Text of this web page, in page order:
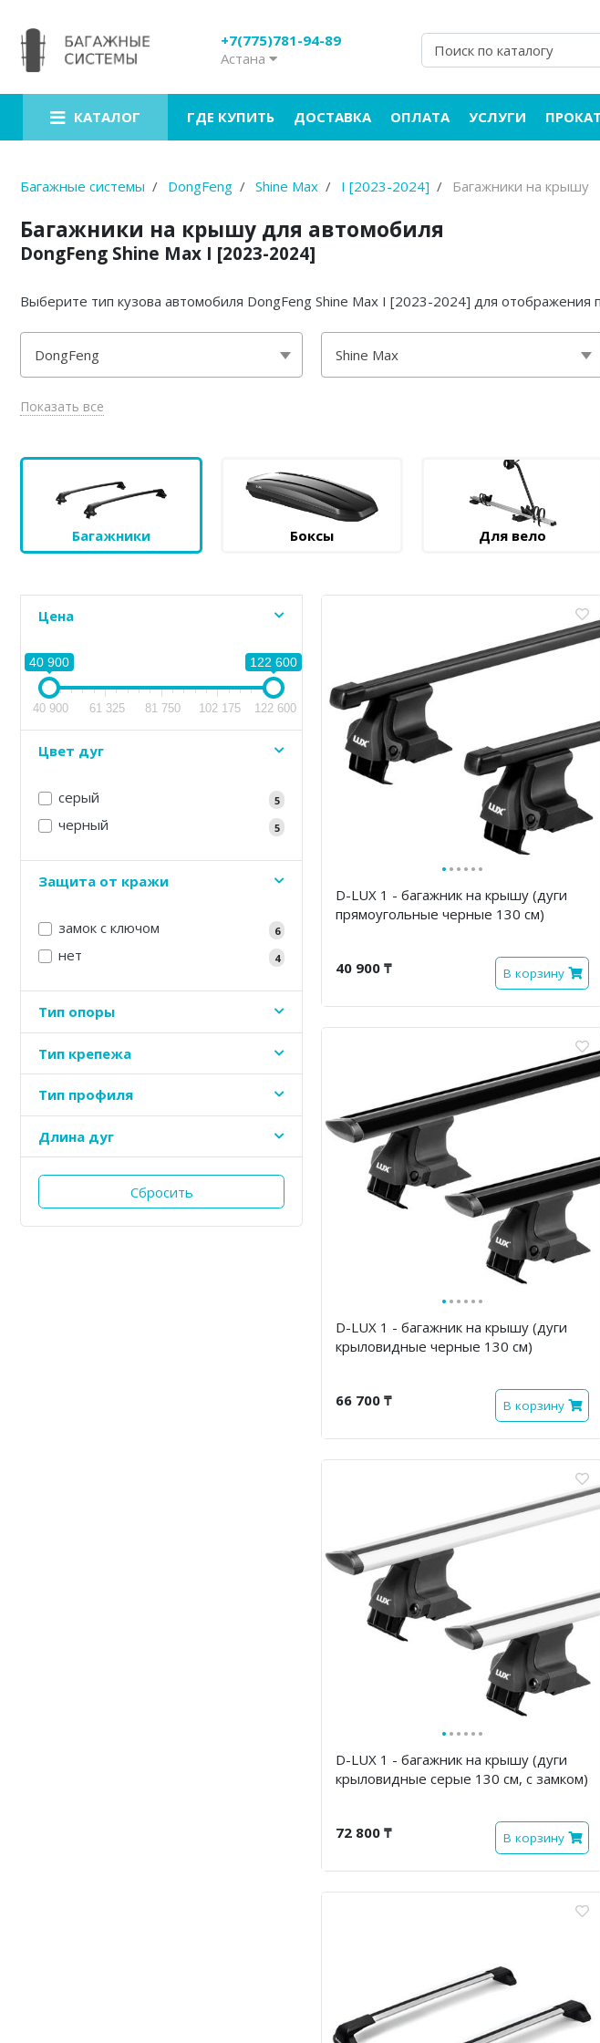
+7(775)781-94-89
Астана
КАТАЛОГ ГДЕ КУПИТЬ ДОСТАВКА ОПЛАТА УСЛУГИ ПРОКАТ
Багажные системы DongFeng Shine Max I [2023-2024] Багажники на крышу
Багажники на крышу для автомобиля
DongFeng Shine Max I [2023-2024]
Выберите тип кузова автомобиля DongFeng Shine Max I [2023-2024] для отображения
DongFeng Shine Max
седан
Показать все
Багажники Боксы Для вело
Цена
40 900 122 600
40 900 61 325 81 750 102 175 122 600
Цвет дуг
серый 5
черный 5
Защита от кражи
замок с ключом 6
нет 4
Тип опоры
Тип крепежа
Тип профиля
Длина дуг
Сбросить
······
D-LUX 1 - багажник на крышу (дуги
прямоугольные черные 130 см)
40 900 ₸ В корзину
······
D-LUX 1 - багажник на крышу (дуги
крыловидные черные 130 см)
66 700 ₸ В корзину
······
D-LUX 1 - багажник на крышу (дуги
крыловидные серые 130 см, с замком)
72 800 ₸ В корзину
Багажники на крышу
Боксы на крышу
Велокрепления
Крепления для лыж
Грузовые корзины
Аксессуары
Услуги